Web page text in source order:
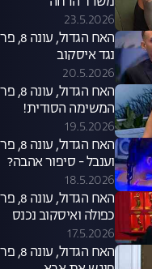
23.5.2026
נגד איסקוב
20.5.2026
המשימה הסודית!
19.5.2026
וענבל - סיפור אהבה?
18.5.2026
כפולה ואיסקוב נכנס
17.5.2026